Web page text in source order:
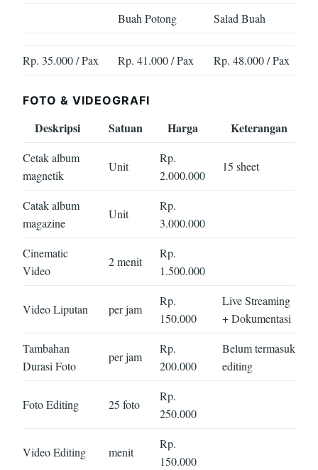
Buah Potong
Salad Buah
Rp. 35.000 / Pax Rp. 41.000 / Pax Rp. 48.000 / Pax
FOTO & VIDEOGRAFI
Deskripsi Satuan Harga Keterangan
Cetak album
magnetik
Unit
Rp.
2.000.000
15 sheet
Catak album
magazine
Unit
Rp.
3.000.000
Cinematic
Video
2 menit
Rp.
1.500.000
Video Liputan per jam
Rp.
150.000
Live Streaming
+ Dokumentasi
Tambahan
Durasi Foto
per jam
Rp.
200.000
Belum termasuk
editing
Foto Editing 25 foto
Rp.
250.000
Video Editing menit
Rp.
150.000